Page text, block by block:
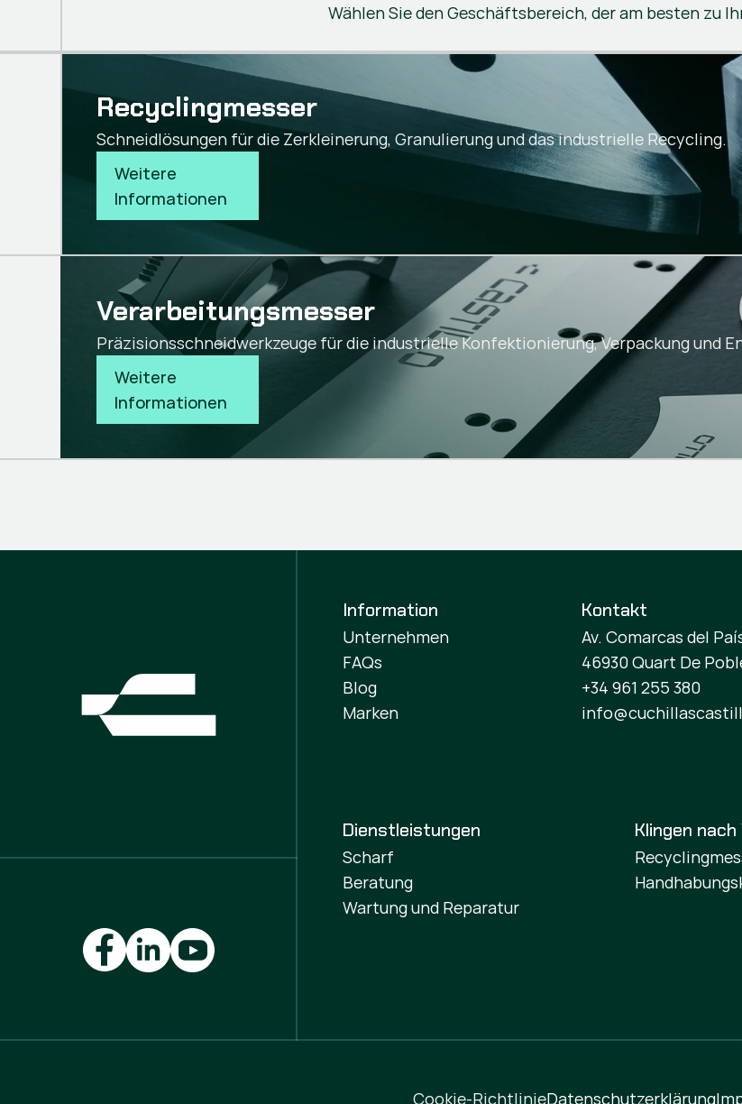
Wählen Sie den Geschäftsbereich, der am besten zu
Recyclingmesser
Schneidlösungen für die Zerkleinerung, Granulierung und das industrielle Recycling.
Weitere
Informationen
Verarbeitungsmesser
Präzisionsschneidwerkzeuge für die industrielle Konfektionierung, Verpackung und
Weitere
Informationen
Information
Unternehmen
FAQs
Blog
Marken
Kontakt
Av. Comarcas del
46930 Quart De
+34 961 255 380
Dienstleistungen
Scharf
Beratung
Wartung und Reparatur
Klingen
Cookie-RichtlinieDatenschutzerklärung